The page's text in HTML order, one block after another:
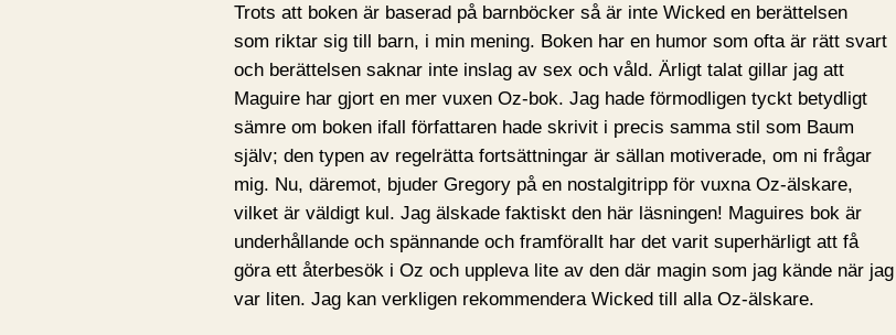
Trots att boken är baserad på barnböcker så är inte Wicked en berättelsen
som riktar sig till barn, i min mening. Boken har en humor som ofta är rätt svart
och berättelsen saknar inte inslag av sex och våld. Ärligt talat gillar jag att
Maguire har gjort en mer vuxen Oz-bok. Jag hade förmodligen tyckt betydligt
sämre om boken ifall författaren hade skrivit i precis samma stil som Baum
själv; den typen av regelrätta fortsättningar är sällan motiverade, om ni frågar
mig. Nu, däremot, bjuder Gregory på en nostalgitripp för vuxna Oz-älskare,
vilket är väldigt kul. Jag älskade faktiskt den här läsningen! Maguires bok är
underhållande och spännande och framförallt har det varit superhärligt att få
göra ett återbesök i Oz och uppleva lite av den där magin som jag kände när jag
var liten. Jag kan verkligen rekommendera Wicked till alla Oz-älskare.